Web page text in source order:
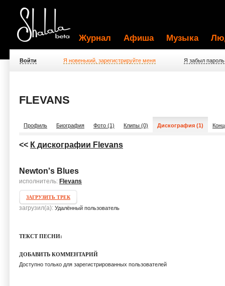
Журнал Афиша Музыка
Войти Я новенький, зарегистрируйте меня Я забыл пароль
FLEVANS
Профиль Биография Фото (1) Клипы (0) Дискография (1)
<< К дискографии Flevans
Newton's Blues
исполнитель: Flevans
ЗАГРУЗИТЬ ТРЕК
загрузил(а): Удалённый пользователь
ТЕКСТ ПЕСНИ:
ДОБАВИТЬ КОММЕНТАРИЙ
Доступно только для зарегистрированных пользователей